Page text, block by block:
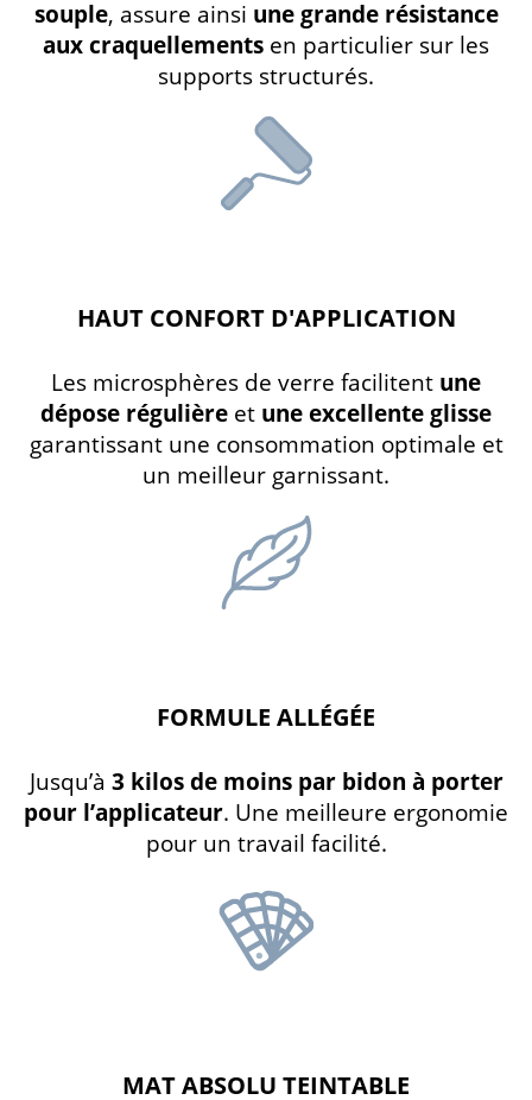
souple, assure ainsi une grande résistance
aux craquellements en particulier sur les
supports structurés.
HAUT CONFORT D'APPLICATION
Les microsphères de verre facilitent une
dépose régulière et une excellente glisse
garantissant une consommation optimale et
un meilleur garnissant.
FORMULE ALLÉGÉE
Jusqu’à 3 kilos de moins par bidon à porter
pour l’applicateur. Une meilleure ergonomie
pour un travail facilité.
MAT ABSOLU TEINTABLE